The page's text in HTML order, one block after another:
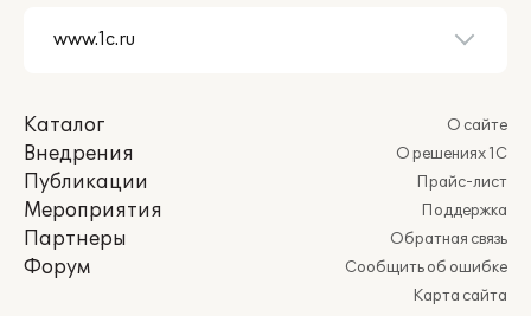
Каталог
Внедрения
Публикации
Мероприятия
Партнеры
Форум
О сайте
О решениях 1С
Прайс-лист
Поддержка
Обратная связь
Сообщить об ошибке
Карта сайта